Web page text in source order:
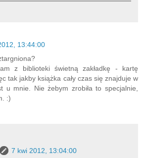
13:44:00
z biblioteki świetną zakładkę - kartę
tak jakby książka cały czas się znajduje w
u mnie. Nie żebym zrobiła to specjalnie,
:)
7 kwi 2012, 13:04:00